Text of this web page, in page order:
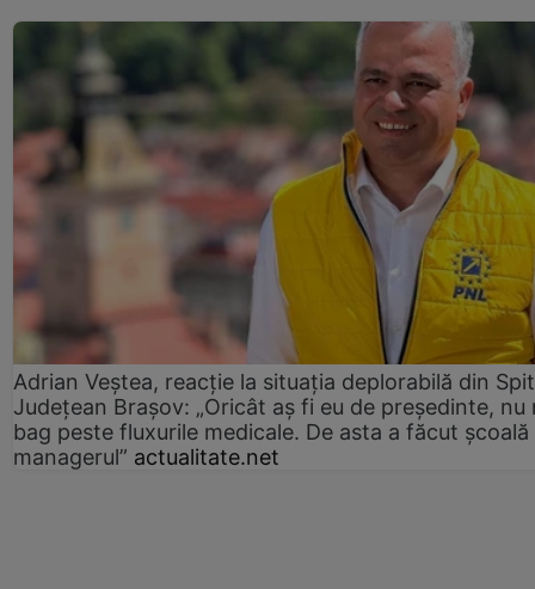
Adrian Veștea, reacție la situația deplorabilă din
Județean Brașov: „Oricât aș fi eu de președinte, nu
bag peste fluxurile medicale. De asta a făcut școală
managerul” actualitate.net